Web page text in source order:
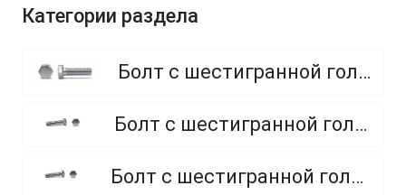
Категории раздела
Болт с шестигранной головкой, полная резьба, класс прочности 8.8
Болт с шестигранной головкой, полная резьба, класс прочности 4.8 и 5.8
Болт с шестигранной головкой, полная резьба, из нержавеющей стали A2 и A4